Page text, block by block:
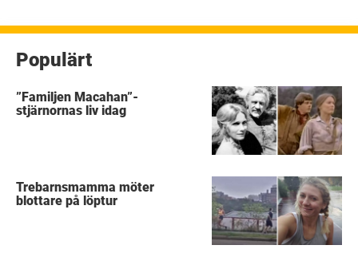
Populärt
”Familjen Macahan”-
stjärnornas liv idag
Trebarnsmamma möter
blottare på löptur